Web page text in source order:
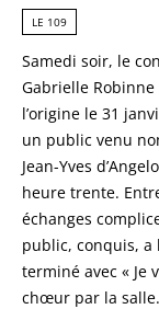
LE 109
Samedi soir, le
Gabrielle
l’origine le 31
un public venu
Jean-Yves
heure trente.
échanges
public, conquis, a
terminé avec « Je
chœur par la salle.